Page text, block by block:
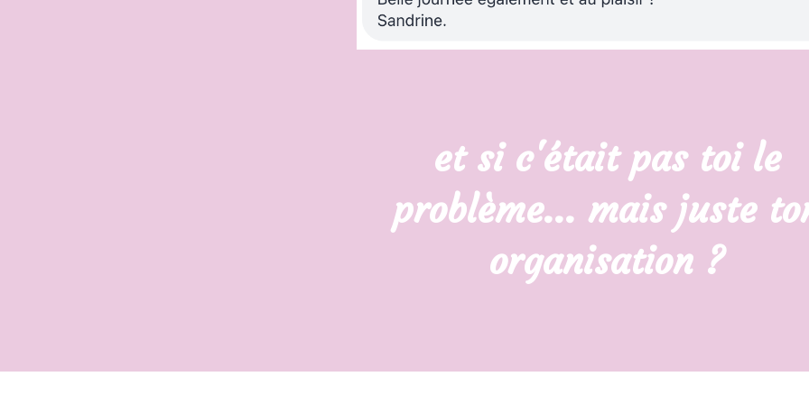
et si c'était pas toi le
problème... mais juste
organisation ?